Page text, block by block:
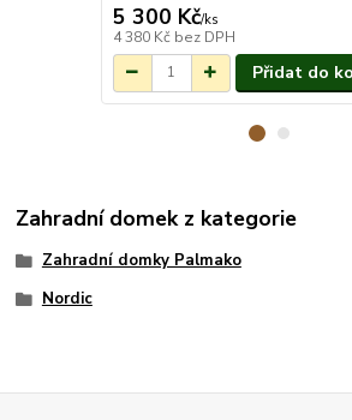
5 300 Kč/ks
4 380 Kč bez DPH
Přidat do
Zahradní domek z kategorie
Zahradní domky Palmako
Nordic